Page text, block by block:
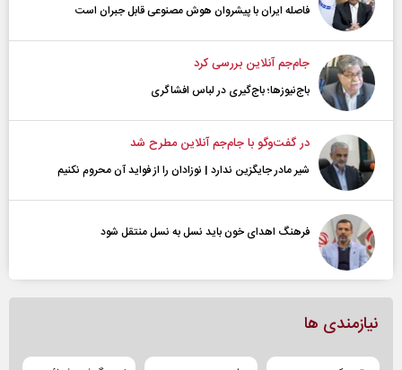
فاصله ایران با پیشرو‌ان هوش مصنوعی قابل جبران است
جام‌جم آنلاین بررسی کرد
باج‌نیوزها؛ باج‌گیری در لباس افشاگری
در گفت‌و‌گو با جام‌جم آنلاین مطرح شد
شیر مادر جایگزین ندارد | نوزادان را از فواید آن محروم نکنیم
فرهنگ اهدای خون باید نسل به نسل منتقل شود
نیازمندی ها